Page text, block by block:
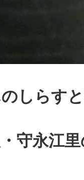
しらす
・守永江